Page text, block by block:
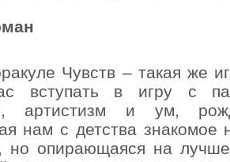
Чувств – такая же
вступать в игру с
артистизм и ум,
нам с детства знакомое
опирающаяся на лучше